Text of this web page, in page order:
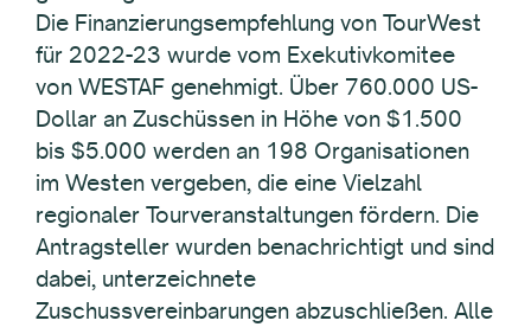
Die Finanzierungsempfehlung von TourWest
für 2022-23 wurde vom Exekutivkomitee
von WESTAF genehmigt. Über 760.000 US-
Dollar an Zuschüssen in Höhe von $1.500
bis $5.000 werden an 198 Organisationen
im Westen vergeben, die eine Vielzahl
regionaler Tourveranstaltungen fördern. Die
Antragsteller wurden benachrichtigt und sind
dabei, unterzeichnete
Zuschussvereinbarungen abzuschließen. Alle